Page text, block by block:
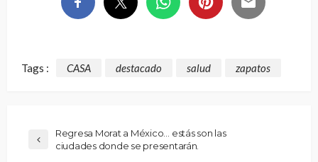
Tags : CASA destacado salud zapatos
Regresa Morat a México… estás son las
ciudades donde se presentarán.